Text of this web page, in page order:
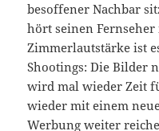
besoffener Nachbar
hört seinen
Zimmerlautstärke ist
Shootings: Die Bilder
wird mal wieder Zeit
wieder mit einem
Werbung weiter